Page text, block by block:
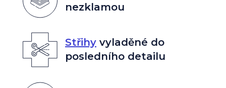
nezklamou
Střihyvyladěné do
posledního detailu